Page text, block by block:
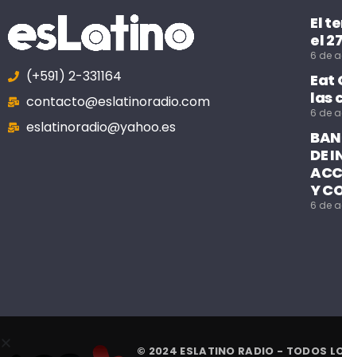
(+591) 2-331164
contacto@eslatinoradio.com
eslatinoradio@yahoo.es
El
el
6 de
Eat
las
6 de
DE
Y
6 de
© 2024 ESLATINO RADIO - TODOS